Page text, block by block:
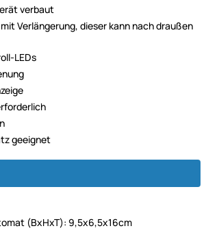
verbaut
Verlängerung, dieser kann nach draußen
LEDs
geeignet
(BxHxT): 9,5x6,5x16cm